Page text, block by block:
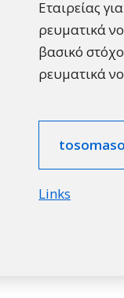
Εταιρείας
ρευματικά
βασικό
ρευματικά
Links